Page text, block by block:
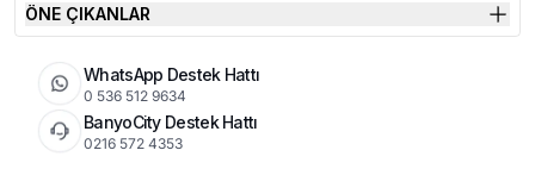
ÖNE ÇIKANLAR
WhatsApp Destek Hattı
0 536 512 9634
BanyoCity Destek Hattı
0216 572 4353